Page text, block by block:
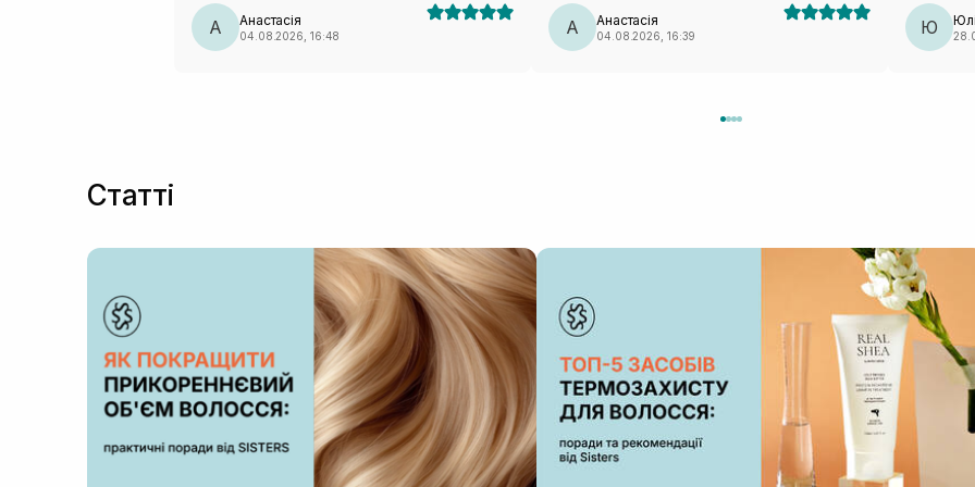
прохолодною дією.
А Анастасія
04.08.2026, 16:48 А Анастасія
04.08.2026, 16:39 Ю
Статті